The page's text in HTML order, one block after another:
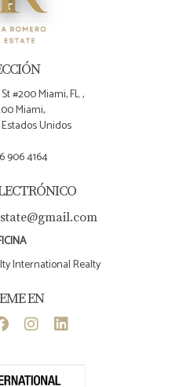
o áreas recreativas.
para vender mi
y resaltar las
de tu hogar; esto atraerá
#200 Miami, FL ,
Miami,
Estados Unidos
906 4164
International Realty
EN